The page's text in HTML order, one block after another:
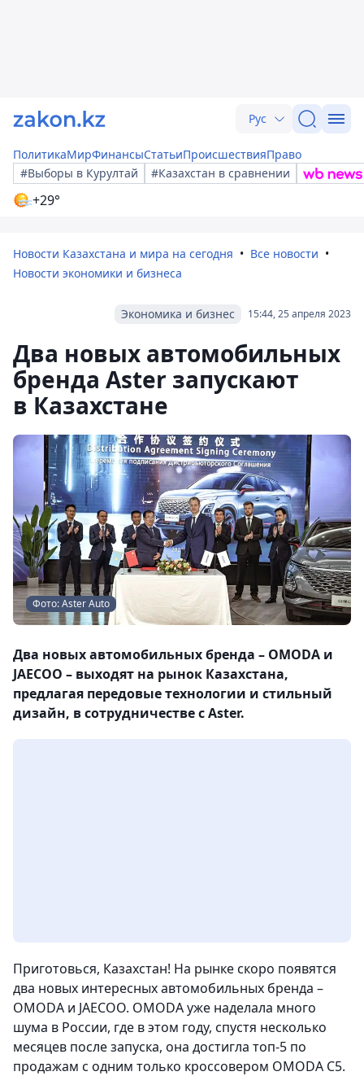
Рус
ПолитикаМирФинансыСтатьиПроисшествияПраво
#Выборы в Курултай
#Казахстан в сравнении
+29°
Новости Казахстана и мира на сегодня
Все новости
Новости экономики и бизнеса
15:44, 25 апреля 2023
Экономика и бизнес
Два новых автомобильных
бренда Aster запускают
в Казахстане
Фото: Aster Auto
Два новых автомобильных бренда – OMODA и
JAECOO – выходят на рынок Казахстана,
предлагая передовые технологии и стильный
дизайн, в сотрудничестве с Aster.
Приготовься, Казахстан! На рынке скоро появятся
два новых интересных автомобильных бренда –
OMODA и JAECOO. OMODA уже наделала много
шума в России, где в этом году, спустя несколько
месяцев после запуска, она достигла топ-5 по
продажам с одним только кроссовером OMODA C5.